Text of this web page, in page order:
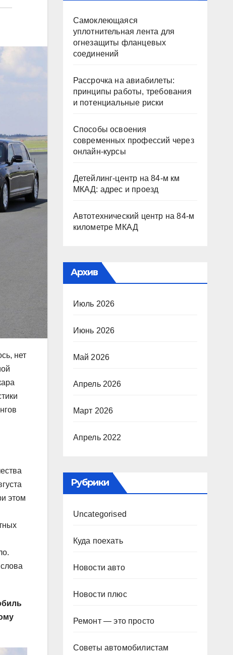
нет
этом
Самоклеющаяся
уплотнительная лента для
огнезащиты фланцевых
соединений
Рассрочка на авиабилеты:
принципы работы, требования
и потенциальные риски
Способы освоения
современных профессий через
онлайн-курсы
Детейлинг-центр на 84-м км
МКАД: адрес и проезд
Автотехнический центр на 84-м
километре МКАД
Архив
Июль 2026
Июнь 2026
Май 2026
Апрель 2026
Март 2026
Апрель 2022
Рубрики
Uncategorised
Куда поехать
Новости авто
Новости плюс
Ремонт — это просто
Советы автомобилистам